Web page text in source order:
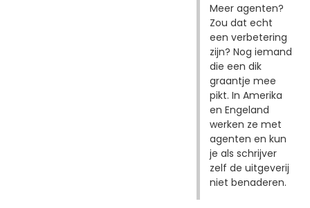
Meer agenten?
Zou dat echt
een verbetering
zijn? Nog iemand
die een dik
graantje mee
pikt. In Amerika
en Engeland
werken ze met
agenten en kun
je als schrijver
zelf de uitgeverij
niet benaderen.